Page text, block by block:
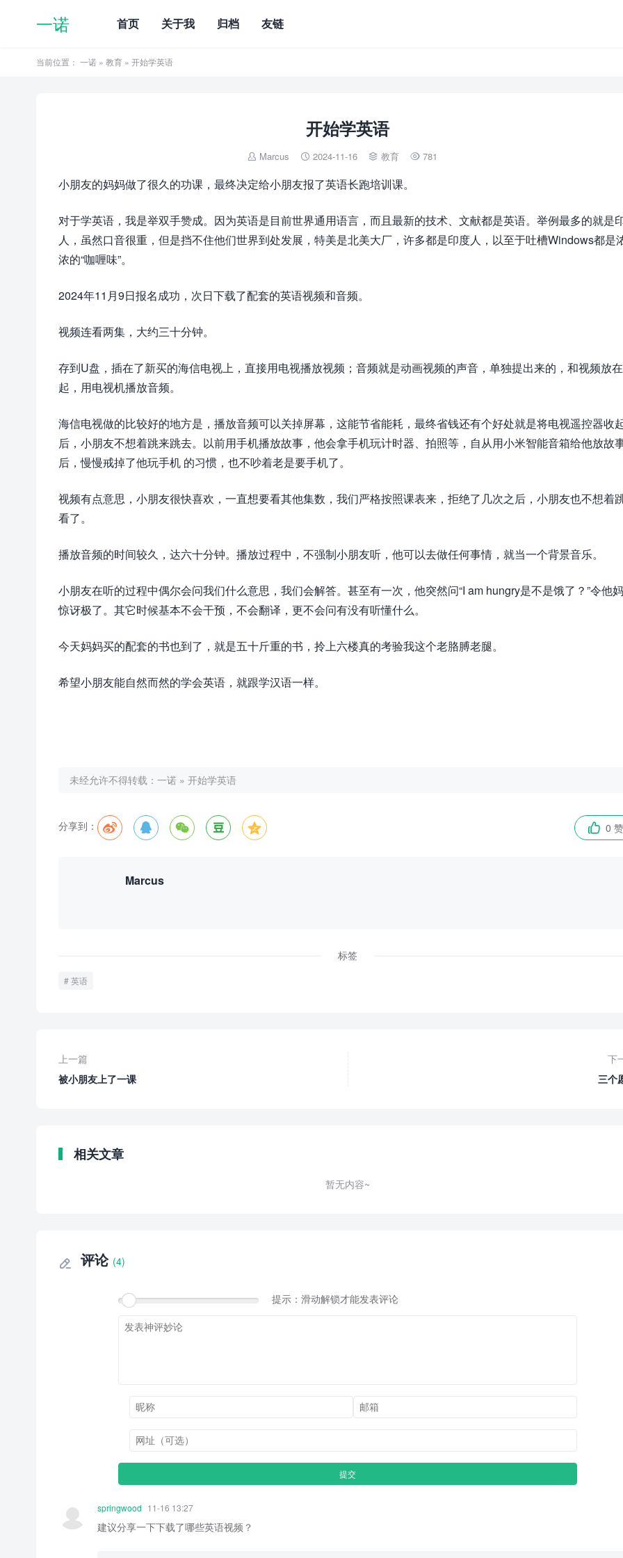
一诺 首页 关于我 归档 友链
当前位置： 一诺 » 教育 » 开始学英语
开始学英语
 Marcus  2024-11-16  教育  781
小朋友的妈妈做了很久的功课，最终决定给小朋友报了英语长跑培训课。
对于学英语，我是举双手赞成。因为英语是目前世界通用语言，而且最新的技术、文献都是英语。举例最多的就是
人，虽然口音很重，但是挡不住他们世界到处发展，特美是北美大厂，许多都是印度人，以至于吐槽Windows都是
浓的“咖喱味”。
2024年11月9日报名成功，次日下载了配套的英语视频和音频。
视频连看两集，大约三十分钟。
存到U盘，插在了新买的海信电视上，直接用电视播放视频；音频就是动画视频的声音，单独提出来的，和视频放
起，用电视机播放音频。
海信电视做的比较好的地方是，播放音频可以关掉屏幕，这能节省能耗，最终省钱还有个好处就是将电视遥控器收
后，小朋友不想着跳来跳去。以前用手机播放故事，他会拿手机玩计时器、拍照等，自从用小米智能音箱给他放故
后，慢慢戒掉了他玩手机 的习惯，也不吵着老是要手机了。
视频有点意思，小朋友很快喜欢，一直想要看其他集数，我们严格按照课表来，拒绝了几次之后，小朋友也不想着
看了。
播放音频的时间较久，达六十分钟。播放过程中，不强制小朋友听，他可以去做任何事情，就当一个背景音乐。
小朋友在听的过程中偶尔会问我们什么意思，我们会解答。甚至有一次，他突然问“I am hungry是不是饿了？”令他
惊讶极了。其它时候基本不会干预，不会翻译，更不会问有没有听懂什么。
今天妈妈买的配套的书也到了，就是五十斤重的书，拎上六楼真的考验我这个老胳膊老腿。
希望小朋友能自然而然的学会英语，就跟学汉语一样。
未经允许不得转载： 一诺 » 开始学英语
分享到：       0 赞
Marcus
标签
英语
上一篇
被小朋友上了一课
下
三个
相关文章
暂无内容~
 评论 (4)
提示：滑动解锁才能发表评论
springwood 11-16 13:27
建议分享一下下载了哪些英语视频？